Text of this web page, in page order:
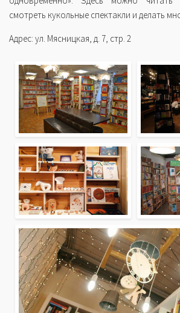
смотреть кукольные спектакли и делать
Адрес: ул. Мясницкая, д. 7, стр. 2